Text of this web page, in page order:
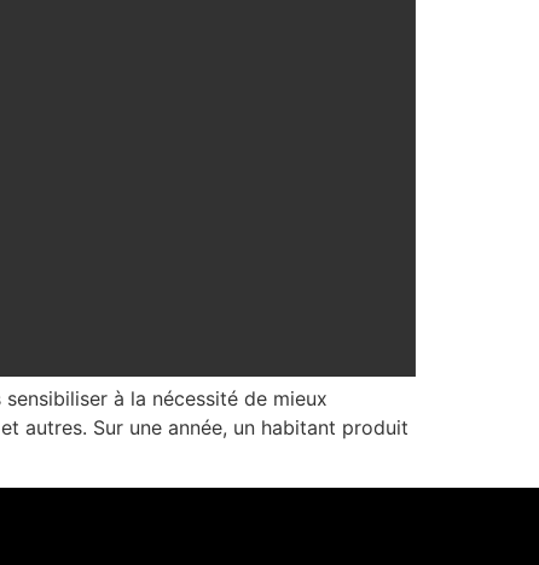
à la nécessité de mieux
autres. Sur une année, un habitant produit